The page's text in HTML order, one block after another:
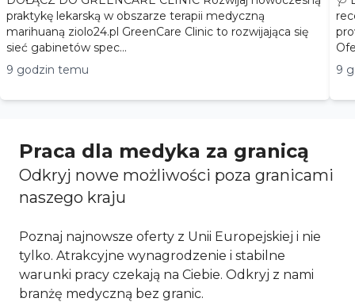
praktykę lekarską w obszarze terapii medyczną
marihuaną ziolo24.pl GreenCare Clinic to rozwijająca się
sieć gabinetów spec...
9 godzin temu
9
Praca dla medyka za granicą
Odkryj nowe możliwości poza granicami
naszego kraju
Poznaj najnowsze oferty z Unii Europejskiej i nie
tylko. Atrakcyjne wynagrodzenie i stabilne
warunki pracy czekają na Ciebie. Odkryj z nami
branżę medyczną bez granic.